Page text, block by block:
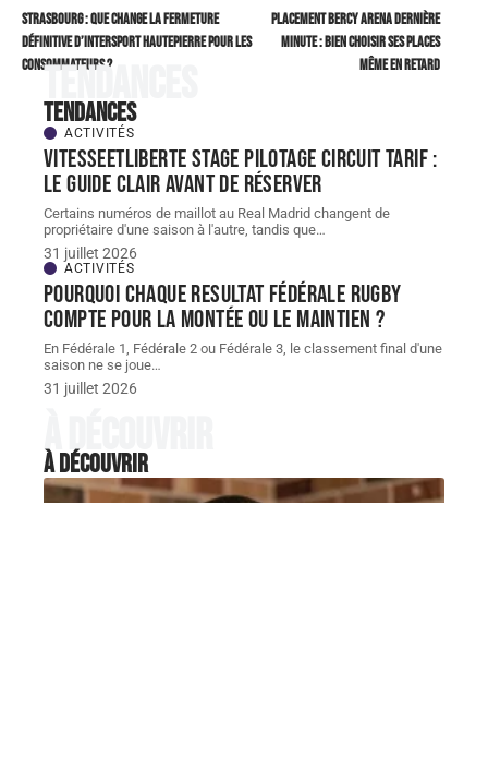
Strasbourg : que change la fermeture
définitive d’Intersport Hautepierre pour les
consommateurs ?
Placement Bercy Arena dernière
minute : bien choisir ses places
même en retard
Tendances
Tendances
ACTIVITÉS
Vitesseetliberte stage pilotage circuit tarif :
le guide clair avant de réserver
Certains numéros de maillot au Real Madrid changent de
propriétaire d'une saison à l'autre, tandis que…
31 juillet 2026
ACTIVITÉS
Pourquoi chaque resultat Fédérale Rugby
compte pour la montée ou le maintien ?
En Fédérale 1, Fédérale 2 ou Fédérale 3, le classement final d'une
saison ne se joue…
31 juillet 2026
À découvrir
À découvrir